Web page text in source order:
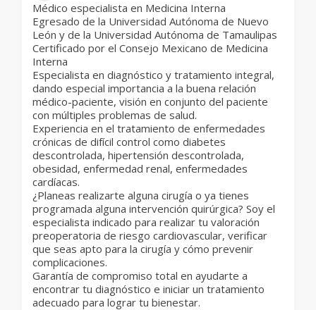
Médico especialista en Medicina Interna
Egresado de la Universidad Autónoma de Nuevo
León y de la Universidad Autónoma de Tamaulipas
Certificado por el Consejo Mexicano de Medicina
Interna
Especialista en diagnóstico y tratamiento integral,
dando especial importancia a la buena relación
médico-paciente, visión en conjunto del paciente
con múltiples problemas de salud.
Experiencia en el tratamiento de enfermedades
crónicas de difícil control como diabetes
descontrolada, hipertensión descontrolada,
obesidad, enfermedad renal, enfermedades
cardíacas.
¿Planeas realizarte alguna cirugía o ya tienes
programada alguna intervención quirúrgica? Soy el
especialista indicado para realizar tu valoración
preoperatoria de riesgo cardiovascular, verificar
que seas apto para la cirugía y cómo prevenir
complicaciones.
Garantía de compromiso total en ayudarte a
encontrar tu diagnóstico e iniciar un tratamiento
adecuado para lograr tu bienestar.